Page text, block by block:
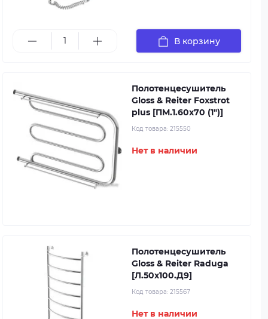
В корзину
Полотенцесушитель
Gloss & Reiter Foxstrot
plus [ПМ.1.60х70 (1")]
Код товара: 215550
Нет в наличии
Полотенцесушитель
Gloss & Reiter Raduga
[Л.50х100.Д9]
Код товара: 215567
Нет в наличии